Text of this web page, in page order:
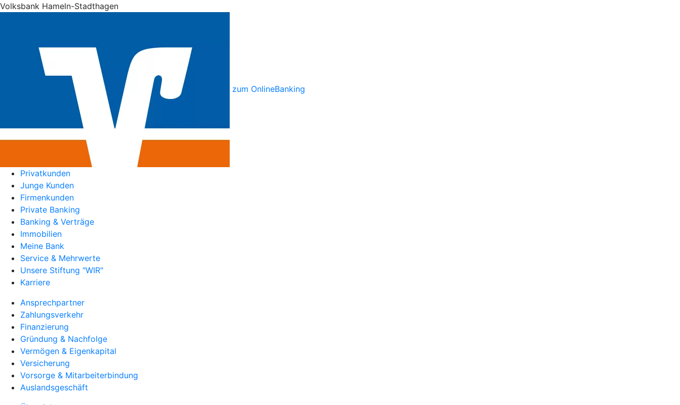
Volksbank Hameln-Stadthagen
zum OnlineBanking
Privatkunden
Junge Kunden
Firmenkunden
Private Banking
Banking & Verträge
Immobilien
Meine Bank
Service & Mehrwerte
Unsere Stiftung "WIR"
Karriere
Ansprechpartner
Zahlungsverkehr
Finanzierung
Gründung & Nachfolge
Vermögen & Eigenkapital
Versicherung
Vorsorge & Mitarbeiterbindung
Auslandsgeschäft